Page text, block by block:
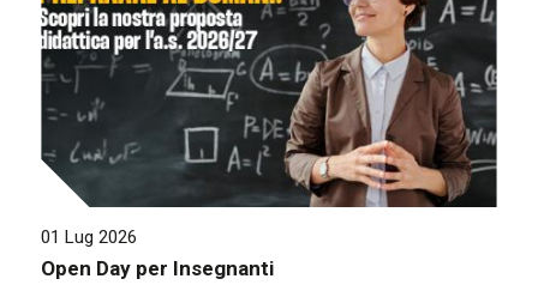
01 Lug 2026
Open Day per Insegnanti